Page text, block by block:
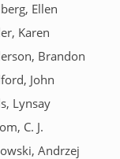
Ellen
Karen
Brandon
John
Lynsay
C. J.
Andrzej